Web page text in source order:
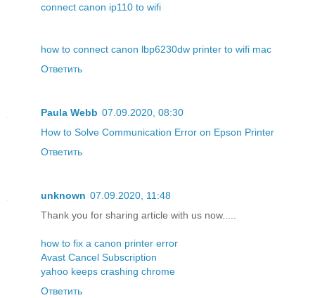
connect canon ip110 to wifi
how to connect canon lbp6230dw printer to wifi mac
Ответить
Paula Webb 07.09.2020, 08:30
How to Solve Communication Error on Epson Printer
Ответить
unknown 07.09.2020, 11:48
Thank you for sharing article with us now.....
how to fix a canon printer error
Avast Cancel Subscription
yahoo keeps crashing chrome
Ответить